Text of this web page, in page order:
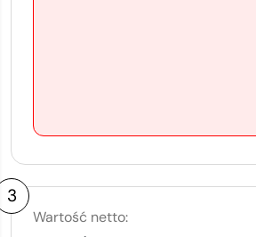
3
Wartość netto: